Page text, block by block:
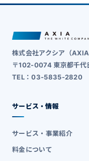
株式会社アクシア（AXIA
〒102-0074 東京都千代
TEL：03-5835-2820
サービス・情報
サービス・事業紹介
料金について